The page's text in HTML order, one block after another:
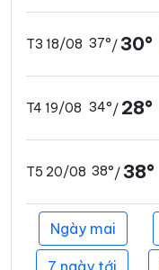
T3 18/08 37°/30°
T4 19/08 34°/ 28°
T5 20/08 38°/38°
Ngày mai
7 ngày tới